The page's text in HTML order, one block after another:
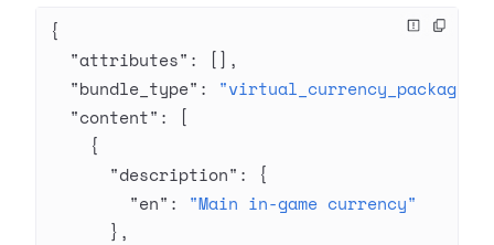
{
  "attributes"
: [],
  "bundle_type"
: "virtual_currency_package"
  "content"
: [
    {
      "description"
: {
        "en"
: "Main in-game currency"
      },